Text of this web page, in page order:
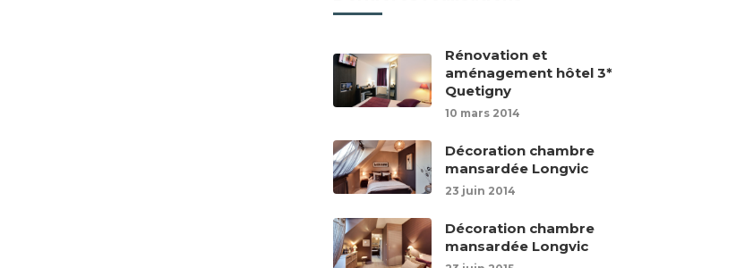
Rénovation et
aménagement hôtel 3*
Quetigny
10 mars 2014
Décoration chambre
mansardée Longvic
23 juin 2014
Décoration chambre
mansardée Longvic